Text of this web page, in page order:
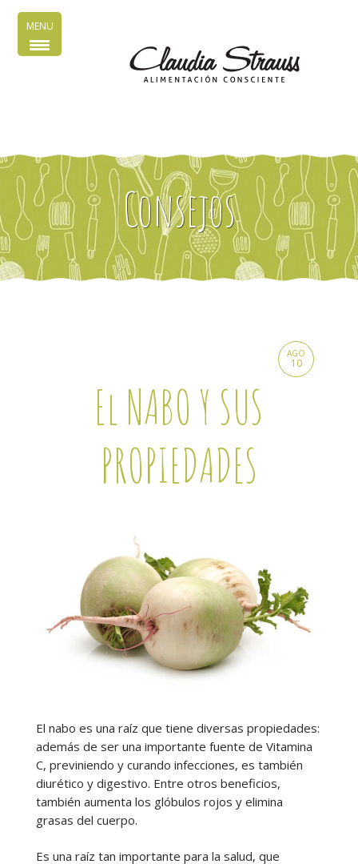
Consejos
AGO
10
El NABO Y SUS
PROPIEDADES
El nabo es una raíz que tiene diversas propiedades:
además de ser una importante fuente de Vitamina
C, previniendo y curando infecciones, es también
diurético y digestivo. Entre otros beneficios,
también aumenta los glóbulos rojos y elimina
grasas del cuerpo.
Es una raíz tan importante para la salud, que
MENU